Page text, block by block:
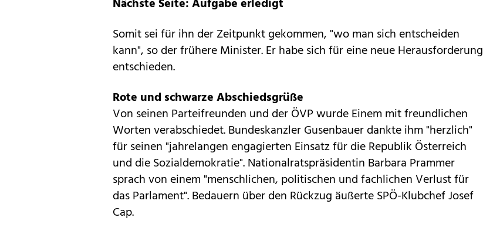
Nächste Seite: Aufgabe erledigt
Somit sei für ihn der Zeitpunkt gekommen, "wo man sich entscheiden
kann", so der frühere Minister. Er habe sich für eine neue Herausforderung
entschieden.
Rote und schwarze Abschiedsgrüße
Von seinen Parteifreunden und der ÖVP wurde Einem mit freundlichen
Worten verabschiedet. Bundeskanzler Gusenbauer dankte ihm "herzlich"
für seinen "jahrelangen engagierten Einsatz für die Republik Österreich
und die Sozialdemokratie". Nationalratspräsidentin Barbara Prammer
sprach von einem "menschlichen, politischen und fachlichen Verlust für
das Parlament". Bedauern über den Rückzug äußerte SPÖ-Klubchef Josef
Cap.